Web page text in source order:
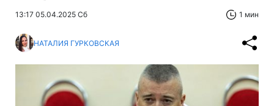
13:17 05.04.2025 Сб 1 мин
НАТАЛИЯ ГУРКОВСКАЯ